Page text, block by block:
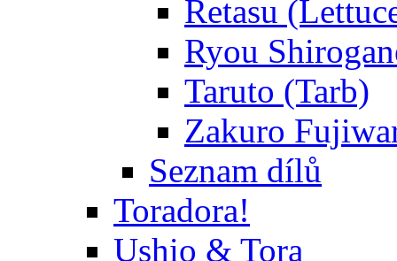
Retasu
Ryou
Taruto (Tarb)
Zakuro
Seznam dílů
Toradora!
Ushio & Tora